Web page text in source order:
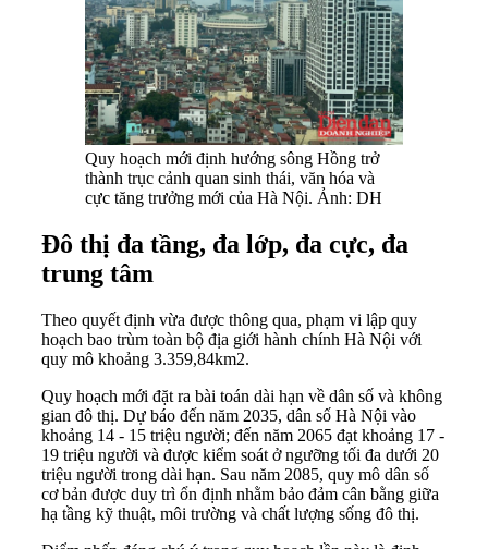
Quy hoạch mới định hướng sông Hồng trở
thành trục cảnh quan sinh thái, văn hóa và
cực tăng trưởng mới của Hà Nội. Ảnh: DH
Đô thị đa tầng, đa lớp, đa cực, đa
trung tâm
Theo quyết định vừa được thông qua, phạm vi lập quy
hoạch bao trùm toàn bộ địa giới hành chính Hà Nội với
quy mô khoảng 3.359,84km2.
Quy hoạch mới đặt ra bài toán dài hạn về dân số và không
gian đô thị. Dự báo đến năm 2035, dân số Hà Nội vào
khoảng 14 - 15 triệu người; đến năm 2065 đạt khoảng 17 -
19 triệu người và được kiểm soát ở ngưỡng tối đa dưới 20
triệu người trong dài hạn. Sau năm 2085, quy mô dân số
cơ bản được duy trì ổn định nhằm bảo đảm cân bằng giữa
hạ tầng kỹ thuật, môi trường và chất lượng sống đô thị.